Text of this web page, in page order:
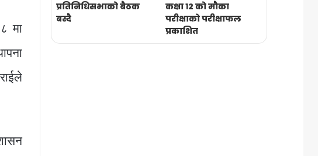
मा
प्रतिनिधिसभाको बैठक
बस्दै
कक्षा १२ को मौका
परीक्षाको परीक्षाफल
प्रकाशित